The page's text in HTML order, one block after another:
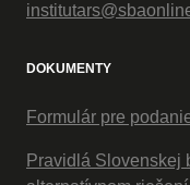
DOKUMENTY
Formulár pre
Pravidlá Slovenskej